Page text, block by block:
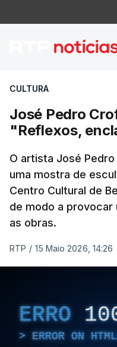
José
CULTURA
José Pedro
"Reflexos,
O artista José
uma mostra de
Centro Cultural de
de modo a provocar
as obras.
RTP / 15 Maio 2026, 14:26
ERRO
ERROR ON